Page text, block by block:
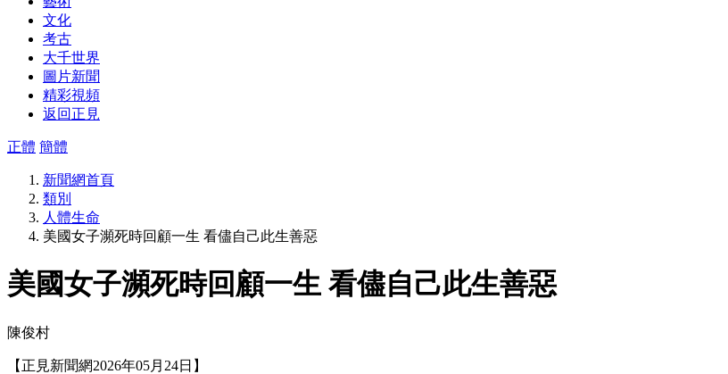
文化
考古
大千世界
圖片新聞
精彩視頻
返回正見
正體 簡體
新聞網首頁
類別
人體生命
美國女子瀕死時回顧一生 看儘自己此生善惡
美國女子瀕死時回顧一生 看儘自己此生善惡
陳俊村
【正見新聞網2026年05月24日】